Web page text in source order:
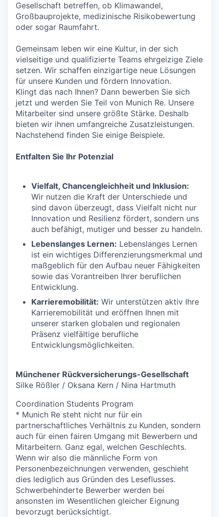
Gesellschaft betreffen, ob Klimawandel,
Großbauprojekte, medizinische Risikobewertung
oder sogar Raumfahrt.
Gemeinsam leben wir eine Kultur, in der sich
vielseitige und qualifizierte Teams ehrgeizige Ziele
setzen. Wir schaffen einzigartige neue Lösungen
für unsere Kunden und fördern Innovation.
Klingt das nach Ihnen? Dann bewerben Sie sich
jetzt und werden Sie Teil von Munich Re. Unsere
Mitarbeiter sind unsere größte Stärke. Deshalb
bieten wir ihnen umfangreiche Zusatzleistungen.
Nachstehend finden Sie einige Beispiele.
Entfalten Sie Ihr Potenzial
Vielfalt, Chancengleichheit und Inklusion:
Wir nutzen die Kraft der Unterschiede und
sind davon überzeugt, dass Vielfalt nicht nur
Innovation und Resilienz fördert, sondern uns
auch befähigt, mutiger und besser zu handeln.
Lebenslanges Lernen: Lebenslanges Lernen
ist ein wichtiges Differenzierungsmerkmal und
maßgeblich für den Aufbau neuer Fähigkeiten
sowie das Vorantreiben Ihrer beruflichen
Entwicklung.
Karrieremobilität: Wir unterstützen aktiv Ihre
Karrieremobilität und eröffnen Ihnen mit
unserer starken globalen und regionalen
Präsenz vielfältige berufliche
Entwicklungsmöglichkeiten.
Münchener Rückversicherungs-Gesellschaft
Silke Rößler / Oksana Kern / Nina Hartmuth
Coordination Students Program
* Munich Re steht nicht nur für ein
partnerschaftliches Verhältnis zu Kunden, sondern
auch für einen fairen Umgang mit Bewerbern und
Mitarbeitern. Ganz egal, welchen Geschlechts.
Wenn wir also die männliche Form von
Personenbezeichnungen verwenden, geschieht
dies lediglich aus Gründen des Leseflusses.
Schwerbehinderte Bewerber werden bei
ansonsten im Wesentlichen gleicher Eignung
bevorzugt berücksichtigt.